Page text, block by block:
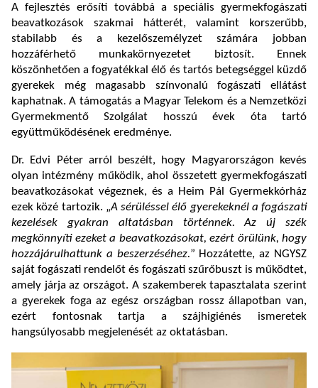
A fejlesztés erősíti továbbá a speciális gyermekfogászati
beavatkozások szakmai hátterét, valamint korszerűbb,
stabilabb és a kezelőszemélyzet számára jobban
hozzáférhető munkakörnyezetet biztosít. Ennek
köszönhetően a fogyatékkal élő és tartós betegséggel küzdő
gyerekek még magasabb színvonalú fogászati ellátást
kaphatnak. A támogatás a Magyar Telekom és a Nemzetközi
Gyermekmentő Szolgálat hosszú évek óta tartó
együttműködésének eredménye.
Dr. Edvi Péter arról beszélt, hogy Magyarországon kevés
olyan intézmény működik, ahol összetett gyermekfogászati
beavatkozásokat végeznek, és a Heim Pál Gyermekkórház
ezek közé tartozik. „A sérüléssel élő gyerekeknél a fogászati
kezelések gyakran altatásban történnek. Az új szék
megkönnyíti ezeket a beavatkozásokat, ezért örülünk, hogy
hozzájárulhattunk a beszerzéséhez.” Hozzátette, az NGYSZ
saját fogászati rendelőt és fogászati szűrőbuszt is működtet,
amely járja az országot. A szakemberek tapasztalata szerint
a gyerekek foga az egész országban rossz állapotban van,
ezért fontosnak tartja a szájhigiénés ismeretek
hangsúlyosabb megjelenését az oktatásban.